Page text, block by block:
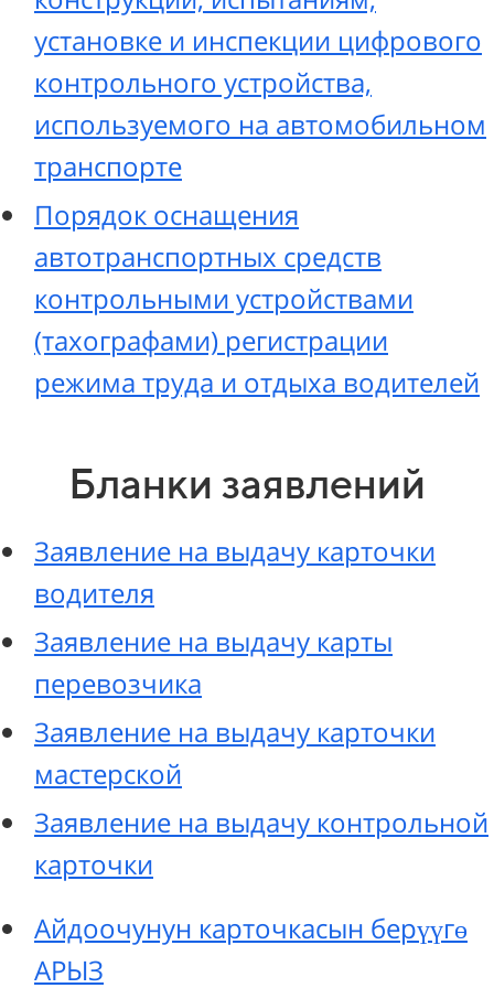
установке и инспекции цифрового
контрольного устройства,
используемого на автомобильном
транспорте
Порядок оснащения
автотранспортных средств
контрольными устройствами
(тахографами) регистрации
режима труда и отдыха водителей
Бланки заявлений
Заявление на выдачу карточки
водителя
Заявление на выдачу карты
перевозчика
Заявление на выдачу карточки
мастерской
Заявление на выдачу контрольной
карточки
Айдоочунун карточкасын берүүгө
АРЫЗ